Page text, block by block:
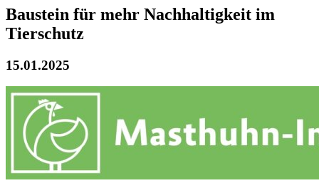
Baustein für mehr Nachhaltigkeit im
Tierschutz
15.01.2025